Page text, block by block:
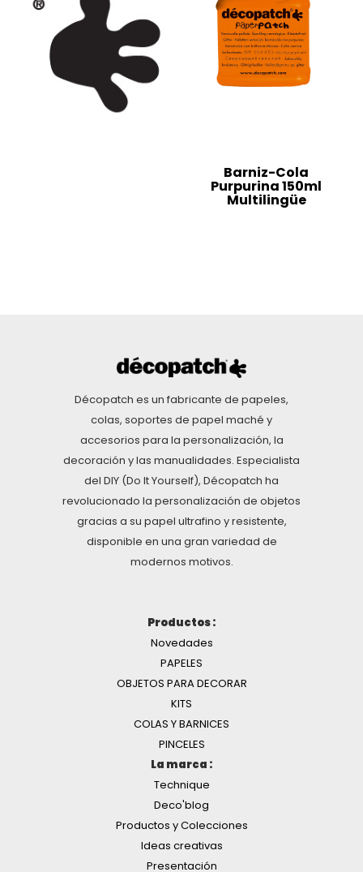
Barniz-Cola
Purpurina 150ml
Multilingüe
Décopatch es un fabricante de papeles,
colas, soportes de papel maché y
accesorios para la personalización, la
decoración y las manualidades. Especialista
del DIY (Do It Yourself), Décopatch ha
revolucionado la personalización de objetos
gracias a su papel ultrafino y resistente,
disponible en una gran variedad de
modernos motivos.
Productos :
Novedades
PAPELES
OBJETOS PARA DECORAR
KITS
COLAS Y BARNICES
PINCELES
La marca :
Technique
Deco'blog
Productos y Colecciones
Ideas creativas
Presentación